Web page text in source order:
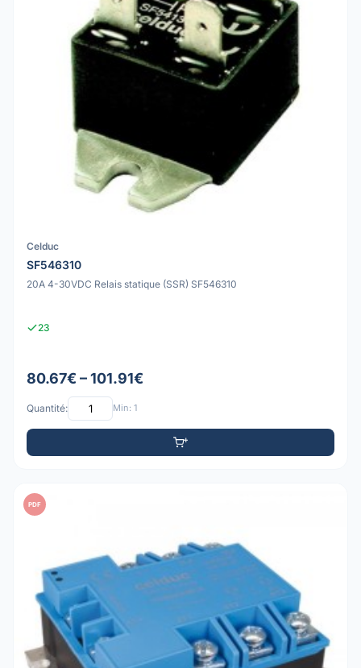
Celduc
SF546310
20A 4-30VDC Relais statique (SSR) SF546310
23
80.67€ – 101.91€
Quantité: Min: 1
PDF